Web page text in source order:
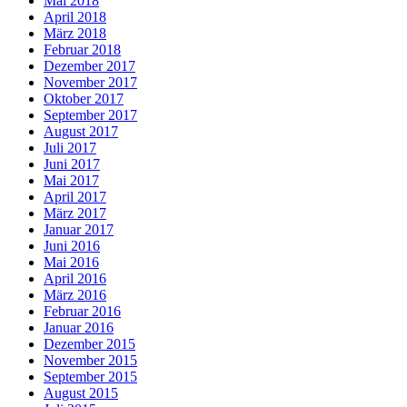
April 2018
März 2018
Februar 2018
Dezember 2017
November 2017
Oktober 2017
September 2017
August 2017
Juli 2017
Juni 2017
Mai 2017
April 2017
März 2017
Januar 2017
Juni 2016
Mai 2016
April 2016
März 2016
Februar 2016
Januar 2016
Dezember 2015
November 2015
September 2015
August 2015